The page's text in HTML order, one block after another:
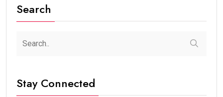
Search
Stay Connected